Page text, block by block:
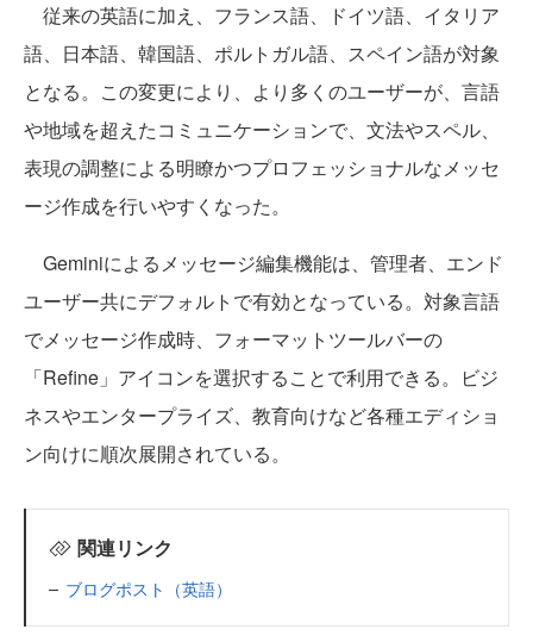
従来の英語に加え、フランス語、ドイツ語、イタリア
語、日本語、韓国語、ポルトガル語、スペイン語が対象
となる。この変更により、より多くのユーザーが、言語
や地域を超えたコミュニケーションで、文法やスペル、
表現の調整による明瞭かつプロフェッショナルなメッセ
ージ作成を行いやすくなった。
Geminiによるメッセージ編集機能は、管理者、エンド
ユーザー共にデフォルトで有効となっている。対象言語
でメッセージ作成時、フォーマットツールバーの
「Refine」アイコンを選択することで利用できる。ビジ
ネスやエンタープライズ、教育向けなど各種エディショ
ン向けに順次展開されている。
関連リンク
ブログポスト（英語）